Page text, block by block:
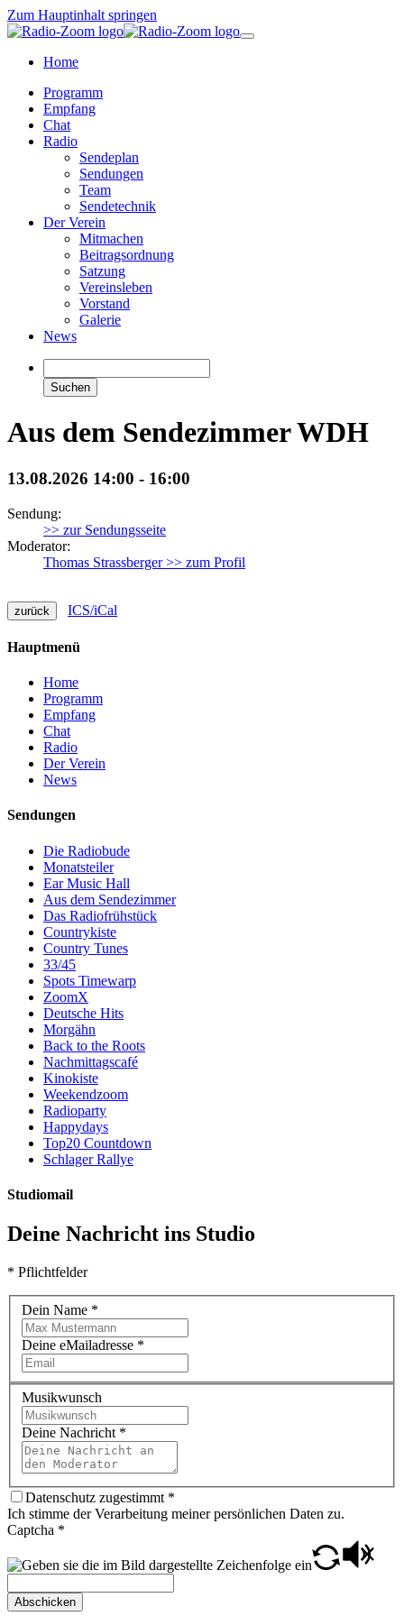
Zum Hauptinhalt springen
Home
Programm
Empfang
Chat
Radio
Sendeplan
Sendungen
Team
Sendetechnik
Der Verein
Mitmachen
Beitragsordnung
Satzung
Vereinsleben
Vorstand
Galerie
News
Suchen
Aus dem Sendezimmer WDH
13.08.2026 14:00 - 16:00
Sendung:
>> zur Sendungsseite
Moderator:
Thomas Strassberger >> zum Profil
zurück ICS/iCal
Hauptmenü
Home
Programm
Empfang
Chat
Radio
Der Verein
News
Sendungen
Die Radiobude
Monatsteiler
Ear Music Hall
Aus dem Sendezimmer
Das Radiofrühstück
Countrykiste
Country Tunes
33/45
Spots Timewarp
ZoomX
Deutsche Hits
Morgähn
Back to the Roots
Nachmittagscafé
Kinokiste
Weekendzoom
Radioparty
Happydays
Top20 Countdown
Schlager Rallye
Studiomail
Deine Nachricht ins Studio
* Pflichtfelder
Dein Name *
Deine eMailadresse *
Musikwunsch
Deine Nachricht *
Datenschutz zugestimmt *
Ich stimme der Verarbeitung meiner persönlichen Daten zu.
Captcha *
Abschicken